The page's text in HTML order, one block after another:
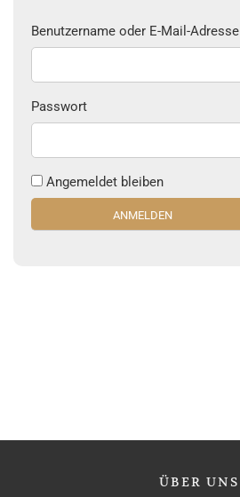
Benutzername oder E-Mail-Adresse
Passwort
Angemeldet bleiben
ÜBER UNS